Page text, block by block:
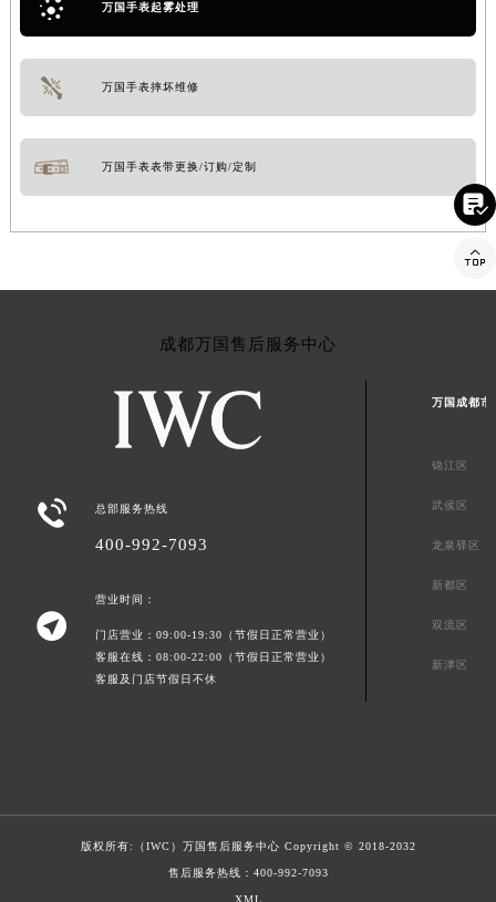
万国手表起雾处理
万国手表摔坏维修
万国手表表带更换/订购/定制
成都万国售后服务中心
 总部服务热线
400-992-7093

营业时间：
门店营业：09:00-19:30（节假日正常营业）
客服在线：08:00-22:00（节假日正常营业）
客服及门店节假日不休
万国成都市
锦江区
武侯区
龙泉驿区
新都区
双流区
新津区
版权所有:（IWC） 万国售后服务中心 Copyright © 2018-2032
售后服务热线： 400-992-7093
XML

